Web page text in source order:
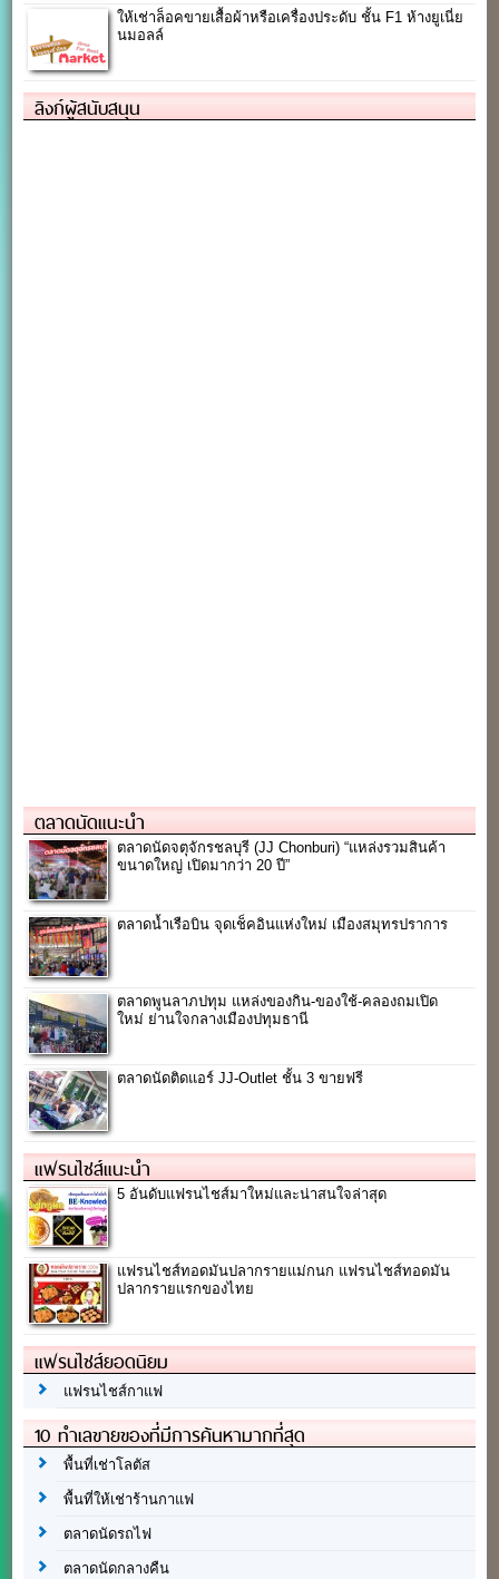
ให้เช่าล็อคขายเสื้อผ้าหรือเครื่องประดับ ชั้น F1 ห้างยูเนี่ย
นมอลล์
ลิงก์ผู้สนับสนุน
ตลาดนัดแนะนำ
ตลาดนัดจตุจักรชลบุรี (JJ Chonburi) “แหล่งรวมสินค้า
ขนาดใหญ่ เปิดมากว่า 20 ปี”
ตลาดน้ำเรือบิน จุดเช็คอินแห่งใหม่ เมืองสมุทรปราการ
ตลาดพูนลาภปทุม แหล่งของกิน-ของใช้-คลองถมเปิด
ใหม่ ย่านใจกลางเมืองปทุมธานี
ตลาดนัดติดแอร์ JJ-Outlet ชั้น 3 ขายฟรี
แฟรนไชส์แนะนำ
5 อันดับแฟรนไชส์มาใหม่และน่าสนใจล่าสุด
แฟรนไชส์ทอดมันปลากรายแม่กนก แฟรนไชส์ทอดมัน
ปลากรายแรกของไทย
แฟรนไชส์ยอดนิยม
แฟรนไชส์กาแฟ
10 ทำเลขายของที่มีการค้นหามากที่สุด
พื้นที่เช่าโลตัส
พื้นที่ให้เช่าร้านกาแฟ
ตลาดนัดรถไฟ
ตลาดนัดกลางคืน